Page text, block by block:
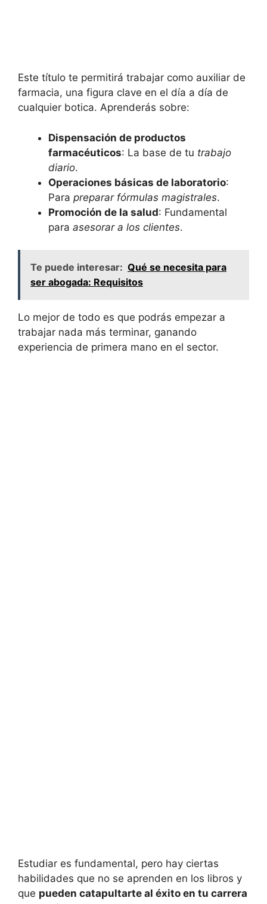
Este título te permitirá trabajar como auxiliar de
farmacia, una figura clave en el día a día de
cualquier botica. Aprenderás sobre:
Dispensación de productos
farmacéuticos: La base de tu trabajo
diario.
Operaciones básicas de laboratorio:
Para preparar fórmulas magistrales.
Promoción de la salud: Fundamental
para asesorar a los clientes.
Te puede interesar: Qué se necesita para
ser abogada: Requisitos
Lo mejor de todo es que podrás empezar a
trabajar nada más terminar, ganando
experiencia de primera mano en el sector.
Estudiar es fundamental, pero hay ciertas
habilidades que no se aprenden en los libros y
que pueden catapultarte al éxito en tu carrera